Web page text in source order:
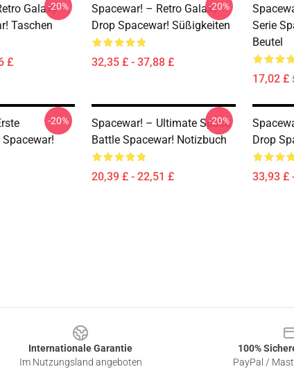
Galaxy
Taschen
£
-20%
Spacewar! – Retro Galaxy
Drop Spacewar! Süßigkeiten
32,35 £ - 37,88 £
-20%
Serie
Beutel
17,02 £
-20%
Spacewar! – Ultimate Space
Battle Spacewar! Notizbuch
20,39 £ - 22,51 £
-20%
Drop
33,93 £
Internationale Garantie
Im Nutzungsland angeboten
100%
PayPal /